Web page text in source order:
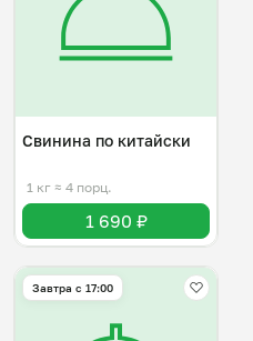
Свинина по китайски
1 кг ≈ 4 порц.
1 690 ₽
Завтра c 17:00